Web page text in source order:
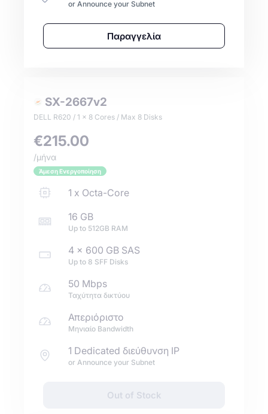
or Announce your Subnet
Παραγγελία
SX-2667v2
DELL R620 / 1 x 8 Cores / Max 8 Disks
€215.00
/μήνα
Άμεση Ενεργοποίηση
1 x Octa-Core
16 GB
Up to 512GB RAM
4 x 600 GB SAS
Up to 8 SFF Disks
50 Mbps
Ταχύτητα δικτύου
Απεριόριστο
Μηνιαίο Bandwidth
1 Dedicated διεύθυνση IP
or Announce your Subnet
Out of Stock